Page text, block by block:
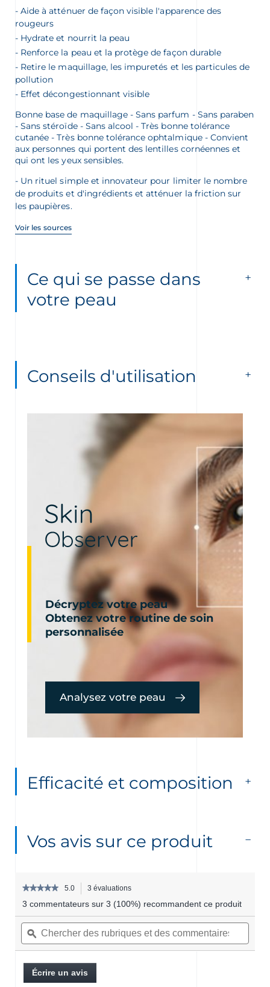
Aide à atténuer de façon visible l'apparence des
rougeurs
Hydrate et nourrit la peau
Renforce la peau et la protège de façon durable
Retire le maquillage, les impuretés et les particules de
pollution
Effet décongestionnant visible
Bonne base de maquillage - Sans parfum - Sans paraben
- Sans stéroïde - Sans alcool - Très bonne tolérance
cutanée - Très bonne tolérance ophtalmique - Convient
aux personnes qui portent des lentilles cornéennes et
qui ont les yeux sensibles.
Un rituel simple et innovateur pour limiter le nombre
de produits et d'ingrédients et atténuer la friction sur
les paupières.
Voir les sources
Ce qui se passe dans
votre peau
Conseils d'utilisation
Décryptez votre peau
Obtenez votre routine de soin
personnalisée
Analysez votre peau
Efficacité et composition
Vos avis sur ce produit
★★★★★
★★★★★
étoile(s)
sur
Lire
les
pour
Atoderm
Intensive
5.0 3 évaluations
action
permettra
d’accéder
aux
commentaires.
3 commentateurs sur 3 (100%) recommandent ce produit
Chercher
des
rubriques
des
ϙ
Écrire un avis
Cette